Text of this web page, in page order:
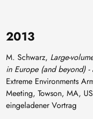
2013
M. Schwarz, Large-
in Europe (and beyond)
Extreme Environments
Meeting, Towson, MA,
eingeladener Vortrag